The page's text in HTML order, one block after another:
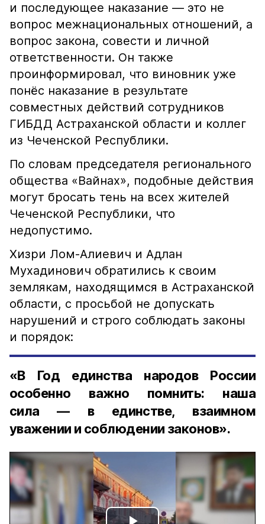
и последующее наказание — это не
вопрос межнациональных отношений, а
вопрос закона, совести и личной
ответственности. Он также
проинформировал, что виновник уже
понёс наказание в результате
совместных действий сотрудников
ГИБДД Астраханской области и коллег
из Чеченской Республики.
По словам председателя регионального
общества «Вайнах», подобные действия
могут бросать тень на всех жителей
Чеченской Республики, что
недопустимо.
Хизри Лом-Алиевич и Адлан
Мухадинович обратились к своим
землякам, находящимся в Астраханской
области, с просьбой не допускать
нарушений и строго соблюдать законы
и порядок:
«В Год единства народов России
особенно важно помнить: наша
сила — в единстве, взаимном
уважении и соблюдении законов».